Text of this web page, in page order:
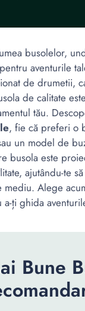
busolelor,
aventurile
de drumetii,
de calitate
tău.
, fie că preferi o
un model de
busola este
ajutându-te
Alege
a-ți ghida
Bune